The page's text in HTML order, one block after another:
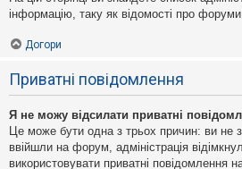
інформацію, таку як відомості про
Догори
Приватні повідомлення
Я не можу відсилати приватні
Це може бути одна з трьох причин: ви не
ввійшли на форум, адміністрація
використовувати приватні повідомлення